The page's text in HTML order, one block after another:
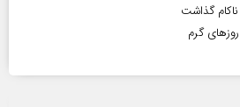
گذاشت
گرم